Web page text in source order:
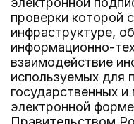
проверки которой
инфраструктуре,
информационно-
взаимодействие
используемых для
государственных и
электронной